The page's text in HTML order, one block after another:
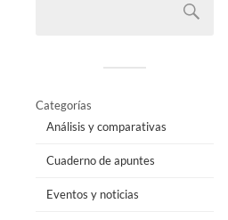
Categorías
Análisis y comparativas
Cuaderno de apuntes
Eventos y noticias